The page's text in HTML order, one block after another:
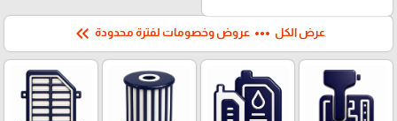
عرض الكل more_horiz عروض وخصومات لفترة محدودة keyboard_double_arrow_left